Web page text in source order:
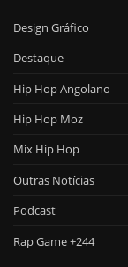
Design Gráfico
Destaque
Hip Hop Angolano
Hip Hop Moz
Mix Hip Hop
Outras Notícias
Podcast
Rap Game +244